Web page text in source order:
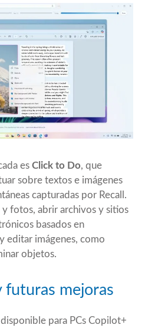
es Click to Do, que
sobre textos e imágenes
capturadas por Recall.
fotos, abrir archivos y sitios
basados en
editar imágenes, como
objetos.
futuras mejoras
para PCs Copilot+